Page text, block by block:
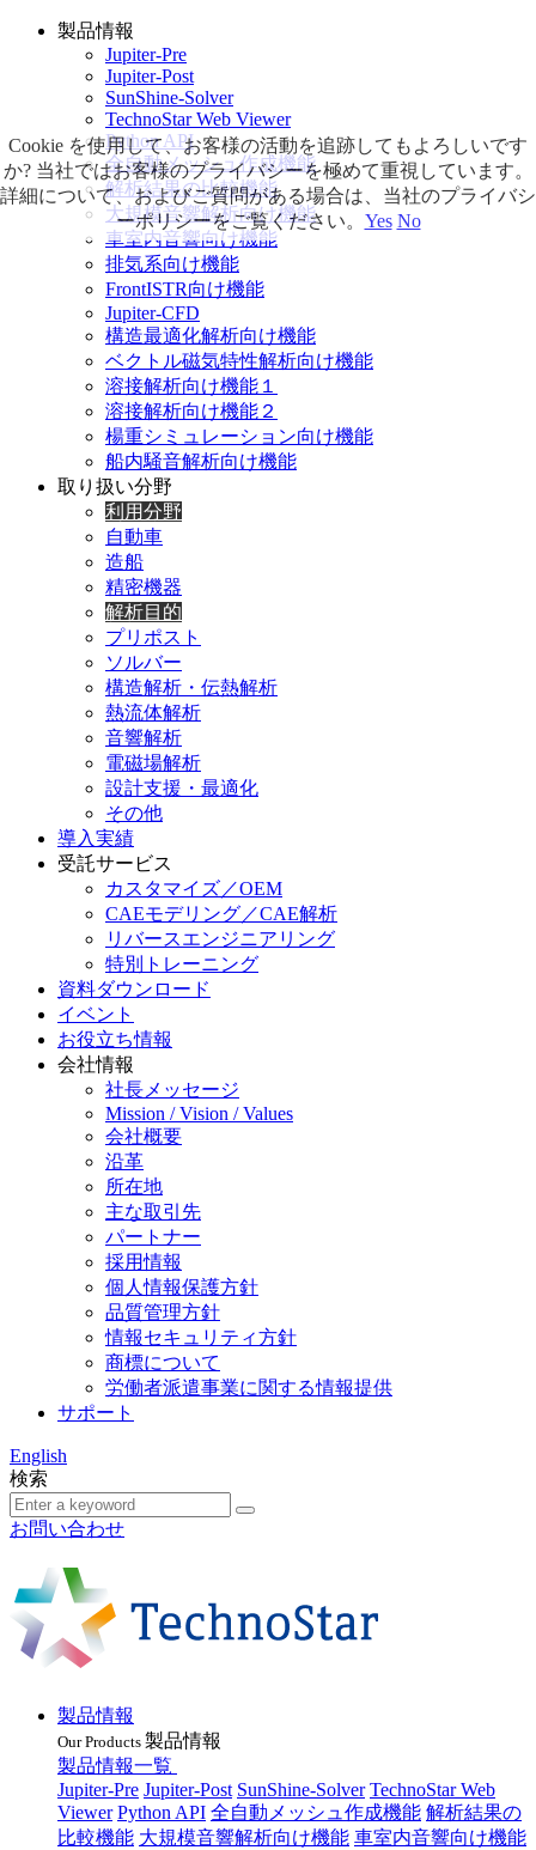
製品情報
Jupiter-Pre
Jupiter-Post
SunShine-Solver
TechnoStar Web Viewer
Python API
全自動メッシュ作成機能
解析結果の比較機能
大規模音響解析向け機能
車室内音響向け機能
排気系向け機能
FrontISTR向け機能
Jupiter-CFD
構造最適化解析向け機能
ベクトル磁気特性解析向け機能
溶接解析向け機能１
溶接解析向け機能２
楊重シミュレーション向け機能
船内騒音解析向け機能
取り扱い分野
利用分野
自動車
造船
精密機器
解析目的
プリポスト
ソルバー
構造解析・伝熱解析
熱流体解析
音響解析
電磁場解析
設計支援・最適化
その他
導入実績
受託サービス
カスタマイズ／OEM
CAEモデリング／CAE解析
リバースエンジニアリング
特別トレーニング
資料ダウンロード
イベント
お役立ち情報
会社情報
社長メッセージ
Mission / Vision / Values
会社概要
沿革
所在地
主な取引先
パートナー
採用情報
個人情報保護方針
品質管理方針
情報セキュリティ方針
商標について
労働者派遣事業に関する情報提供
サポート
English
検索
お問い合わせ
製品情報
Our Products 製品情報
製品情報一覧
Jupiter-Pre Jupiter-Post SunShine-Solver TechnoStar Web
Viewer Python API 全自動メッシュ作成機能 解析結果の
比較機能 大規模音響解析向け機能 車室内音響向け機能
Cookie を使用して、お客様の活動を追跡してもよろしいです
か? 当社ではお客様のプライバシーを極めて重視しています。
詳細について、およびご質問がある場合は、当社のプライバシ
ーポリシーをご覧ください。 Yes No